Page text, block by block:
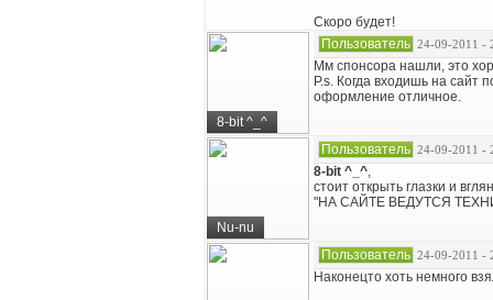
Скоро будет!
8-bit ^_^
Пользователь 24-09-2011 -
Мм спонсора нашли, это
P.s. Когда входишь на сайт
оформление отличное.
Nu-nu
Пользователь 24-09-2011 -
8-bit ^_^,
стоит открыть глазки и
"НА САЙТЕ ВЕДУТСЯ
Пользователь 24-09-2011 -
Наконецто хоть немного